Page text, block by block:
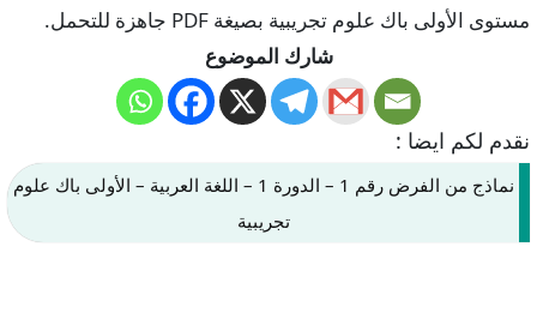
مستوى الأولى باك علوم تجريبية بصيغة PDF جاهزة للتحمل.
شارك الموضوع
نقدم لكم ايضا :
نماذج من الفرض رقم 1 – الدورة 1 – اللغة العربية – الأولى باك علوم
تجريبية